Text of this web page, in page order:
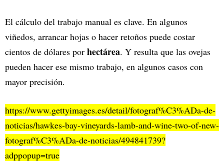
El cálculo del trabajo manual es clave. En algunos
viñedos, arrancar hojas o hacer retoños puede costar
cientos de dólares por hectárea. Y resulta que las ovejas
pueden hacer ese mismo trabajo, en algunos casos con
mayor precisión.
https://www.gettyimages.es/detail/fotograf%C3%ADa-de-
noticias/hawkes-bay-vineyards-lamb-and-wine-two-of-new-
fotograf%C3%ADa-de-noticias/494841739?
adppopup=true